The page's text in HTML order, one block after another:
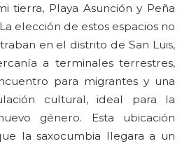
tierra, Playa Asunción y Peña
elección de estos espacios no
en el distrito de San Luis,
a terminales terrestres,
para migrantes y una
cultural, ideal para la
género. Esta ubicación
la saxocumbia llegara a un